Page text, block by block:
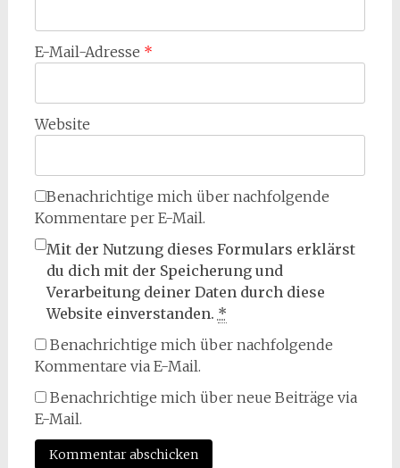
E-Mail-Adresse *
Website
Benachrichtige mich über nachfolgende
Kommentare per E-Mail.
Mit der Nutzung dieses Formulars erklärst
du dich mit der Speicherung und
Verarbeitung deiner Daten durch diese
Website einverstanden. *
Benachrichtige mich über nachfolgende
Kommentare via E-Mail.
Benachrichtige mich über neue Beiträge via
E-Mail.